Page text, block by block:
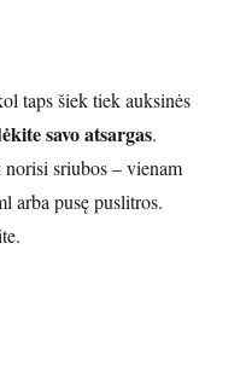
taps šiek tiek auksinės
savo atsargas.
sriubos – vienam
arba pusę puslitros.